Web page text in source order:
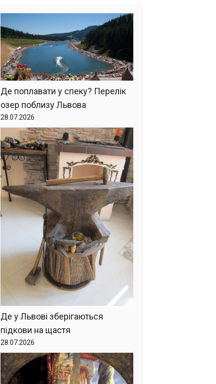
Де поплавати у спеку? Перелік
озер поблизу Львова
28.07.2026
Де у Львові зберігаються
підкови на щастя
28.07.2026